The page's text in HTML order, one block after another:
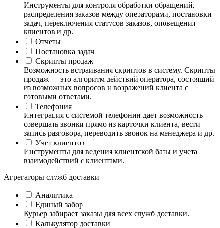
Инструменты для контроля обработки обращений,
распределения заказов между операторами, постановки
задач, переключения статусов заказов, оповещения
клиентов и др.
Отчеты
Постановка задач
Скрипты продаж
Возможность встраивания скриптов в систему. Скрипты
продаж — это алгоритм действий оператора, состоящий
из возможных вопросов и возражений клиента с
готовыми ответами.
Телефония
Интеграция с системой телефонии дает возможность
совершать звонки прямо из карточки клиента, вести
запись разговора, переводить звонок на менеджера и др.
Учет клиентов
Инструменты для ведения клиентской базы и учета
взаимодействий с клиентами.
Агрегаторы служб доставки
Аналитика
Единый забор
Курьер забирает заказы для всех служб доставки.
Калькулятор доставки